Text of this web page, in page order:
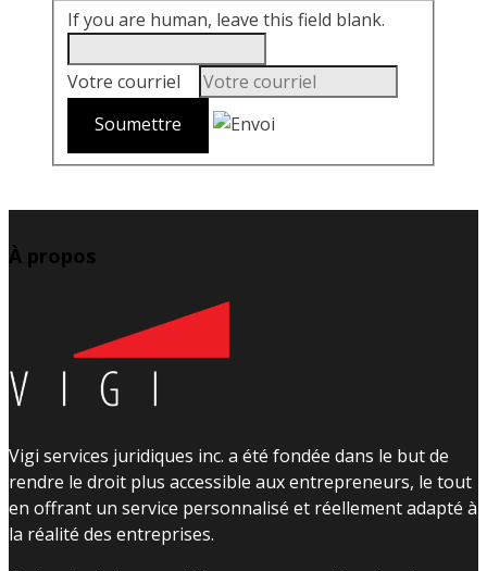
If you are human, leave this field blank.
Votre courriel
À propos
Vigi services juridiques inc. a été fondée dans le but de
rendre le droit plus accessible aux entrepreneurs, le tout
en offrant un service personnalisé et réellement adapté à
la réalité des entreprises.